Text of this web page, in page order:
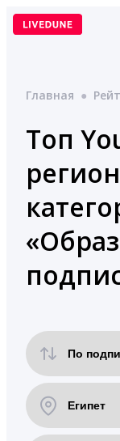
Перейти
Главная ●
Топ